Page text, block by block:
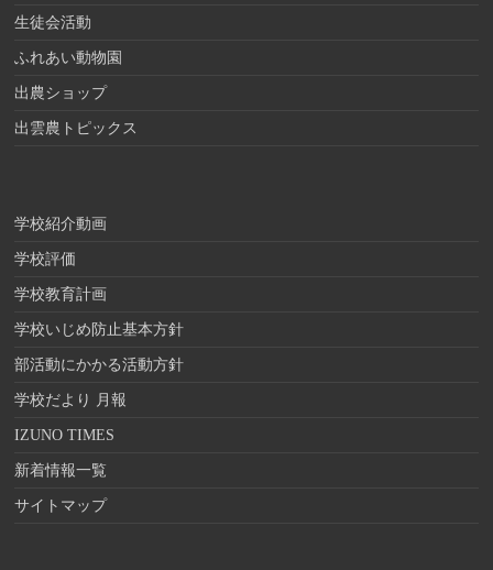
生徒会活動
ふれあい動物園
出農ショップ
出雲農トピックス
学校紹介動画
学校評価
学校教育計画
学校いじめ防止基本方針
部活動にかかる活動方針
学校だより 月報
IZUNO TIMES
新着情報一覧
サイトマップ